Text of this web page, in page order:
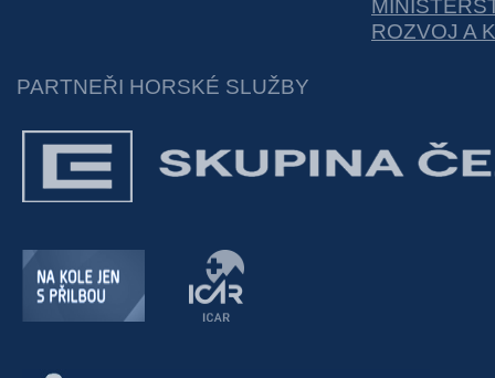
ROZVOJ A
PARTNEŘI HORSKÉ SLUŽBY